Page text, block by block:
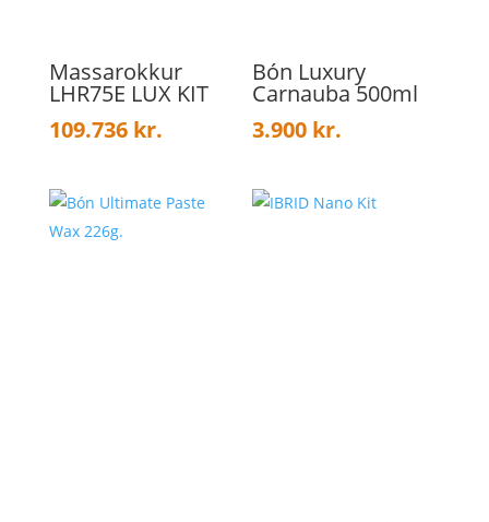
Massarokkur
LHR75E LUX KIT
109.736 kr.
Bón Luxury
Carnauba 500ml
3.900 kr.